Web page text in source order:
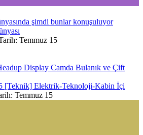
şimdi bunlar konuşuluyor
Temmuz 15
Display Camda Bulanık ve Çift
[Teknik] Elektrik-Teknoloji-Kabin İçi
Temmuz 15